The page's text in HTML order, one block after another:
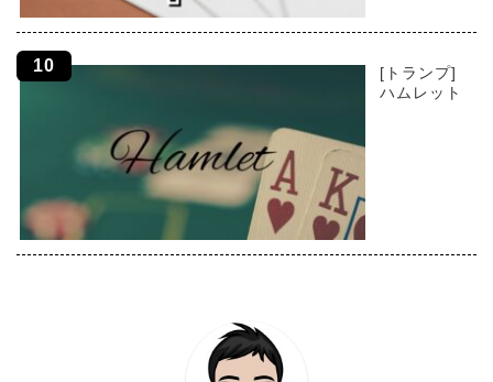
[トランプ]
ハムレット